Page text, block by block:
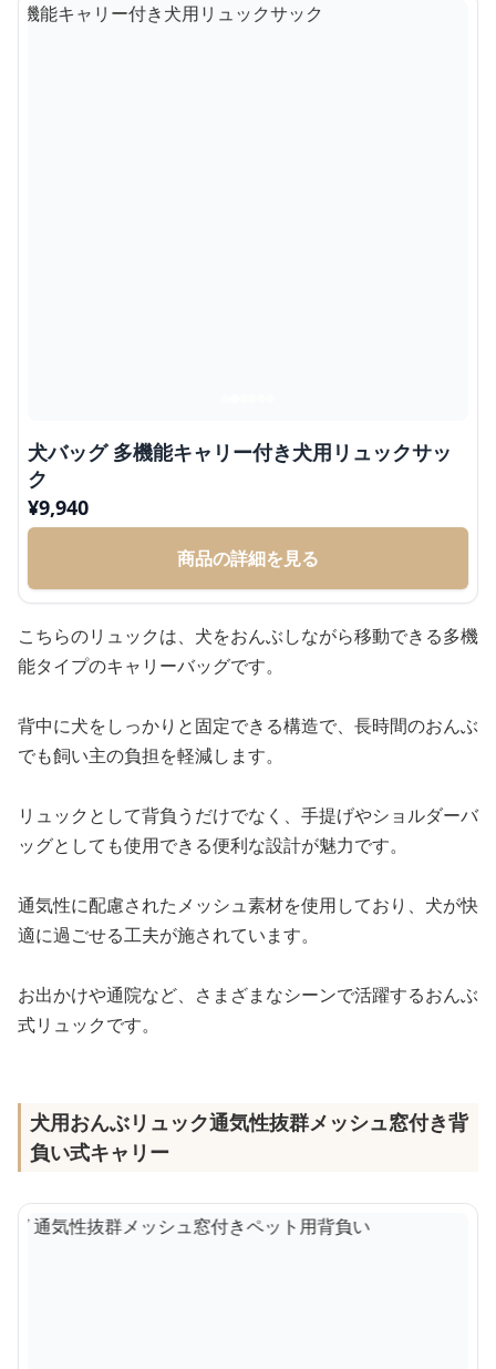
犬バッグ 多機能キャリー付き犬用リュックサッ
ク
¥9,940
商品の詳細を見る
こちらのリュックは、犬をおんぶしながら移動できる多機
能タイプのキャリーバッグです。
背中に犬をしっかりと固定できる構造で、長時間のおんぶ
でも飼い主の負担を軽減します。
リュックとして背負うだけでなく、手提げやショルダーバ
ッグとしても使用できる便利な設計が魅力です。
通気性に配慮されたメッシュ素材を使用しており、犬が快
適に過ごせる工夫が施されています。
お出かけや通院など、さまざまなシーンで活躍するおんぶ
式リュックです。
犬用おんぶリュック通気性抜群メッシュ窓付き背
負い式キャリー